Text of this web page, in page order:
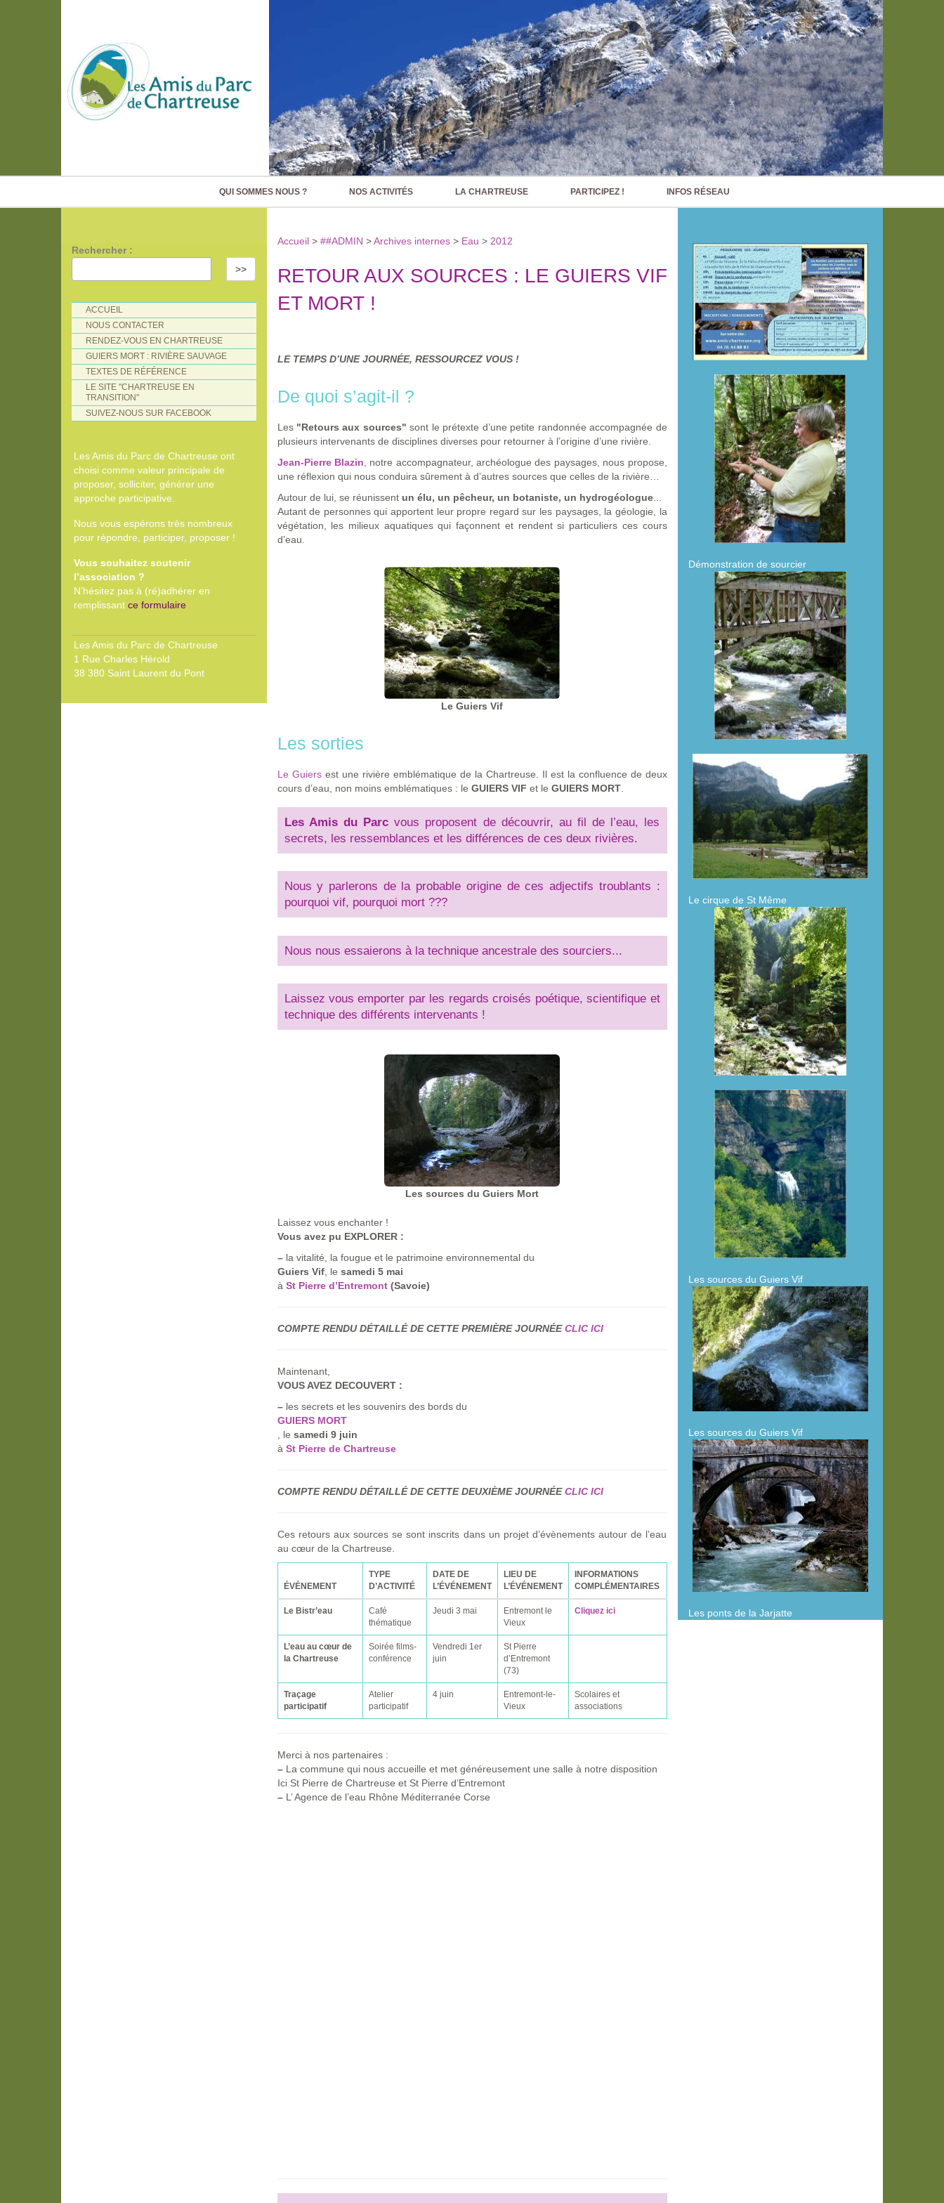
QUI SOMMES NOUS ? NOS ACTIVITÉS LA CHARTREUSE PARTICIPEZ ! INFOS RÉSEAU
Accueil > ##ADMIN >Archives internes> Eau > 2012
RETOUR AUX SOURCES : LE GUIERS VIF
ET MORT !
LE TEMPS D’UNE JOURNÉE, RESSOURCEZ VOUS !
De quoi s’agit-il ?
Les "Retours aux sources" sont le prétexte d’une petite randonnée accompagnée de
plusieurs intervenants de disciplines diverses pour retourner à l’origine d’une rivière.
Jean-Pierre Blazin , notre accompagnateur, archéologue des paysages, nous propose,
une réflexion qui nous conduira sûrement à d’autres sources que celles de la rivière…
Autour de lui, se réunissent un élu, un pêcheur, un botaniste, un hydrogéologue...
Autant de personnes qui apportent leur propre regard sur les paysages, la géologie, la
végétation, les milieux aquatiques qui façonnent et rendent si particuliers ces cours
d’eau.
Le Guiers Vif
Les sorties
Le Guiersest une rivière emblématique de la Chartreuse. Il est la confluence de deux
cours d’eau, non moins emblématiques : le GUIERS VIF et le GUIERS MORT.
Les Amis du Parc vous proposent de découvrir, au fil de l’eau, les
secrets, les ressemblances et les différences de ces deux rivières.
Nous y parlerons de la probable origine de ces adjectifs troublants :
pourquoi vif, pourquoi mort ???
Nous nous essaierons à la technique ancestrale des sourciers...
Laissez vous emporter par les regards croisés poétique, scientifique et
technique des différents intervenants !
Les sources du Guiers Mort
Laissez vous enchanter !
Vous avez pu EXPLORER :
–la vitalité, la fougue et le patrimoine environnemental du
Guiers Vif, le samedi 5 mai
à St Pierre d’Entremont(Savoie)
COMPTE RENDU DÉTAILLÉ DE CETTE PREMIÈRE JOURNÉECLIC ICI
Maintenant,
VOUS AVEZ DECOUVERT :
–les secrets et les souvenirs des bords du
GUIERS MORT
, le samedi 9 juin
à St Pierre de Chartreuse
COMPTE RENDU DÉTAILLÉ DE CETTE DEUXIÈME JOURNÉECLIC ICI
Ces retours aux sources se sont inscrits dans un projet d’évènements autour de l’eau
au cœur de la Chartreuse.
ÉVÉNEMENT
TYPE
D’ACTIVITÉ
DATE DE
L’ÉVÉNEMENT
LIEU DE
L’ÉVÉNEMENT
INFORMATIONS
COMPLÉMENTAIRES
Le Bistr’eau
Café
thématique
Jeudi 3 mai
Entremont le
Vieux
Cliquez ici
L’eau au cœur de
la Chartreuse
Soirée films-
conférence
Vendredi 1er
juin
St Pierre
d’Entremont
(73)
Traçage
participatif
Atelier
participatif
4 juin
Entremont-le-
Vieux
Scolaires et
associations
Merci à nos partenaires :
–La commune qui nous accueille et met généreusement une salle à notre disposition
Ici St Pierre de Chartreuse et St Pierre d’Entremont
–L’ Agence de l’eau Rhône Méditerranée Corse
Rechercher :
>>
ACCUEIL
NOUS CONTACTER
RENDEZ-VOUS EN CHARTREUSE
GUIERS MORT : RIVIÈRE SAUVAGE
TEXTES DE RÉFÉRENCE
LE SITE "CHARTREUSE EN
TRANSITION"
SUIVEZ-NOUS SUR FACEBOOK
Les Amis du Parc de Chartreuse ont
choisi comme valeur principale de
proposer, solliciter, générer une
approche participative.
Nous vous espérons très nombreux
pour répondre, participer, proposer !
Vous souhaitez soutenir
l’association ?
N’hésitez pas à (ré)adhérer en
remplissant ce formulaire
Les Amis du Parc de Chartreuse
1 Rue Charles Hérold
38 380 Saint Laurent du Pont
Démonstration de sourcier
Le cirque de St Même
Les sources du Guiers Vif
Les sources du Guiers Vif
Les ponts de la Jarjatte